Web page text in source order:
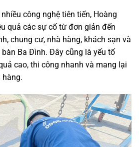
công nghệ tiên tiến, Hoàng
quả các sự cố từ đơn giản đến
chung cư, nhà hàng, khách sạn và
Ba Đình. Đây cũng là yếu tố
cao, thi công nhanh và mang lại
hàng.